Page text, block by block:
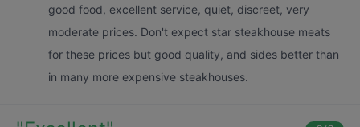
good food, excellent service, quiet, discreet, very
moderate prices. Don't expect star steakhouse meats
for these prices but good quality, and sides better than
in many more expensive steakhouses.